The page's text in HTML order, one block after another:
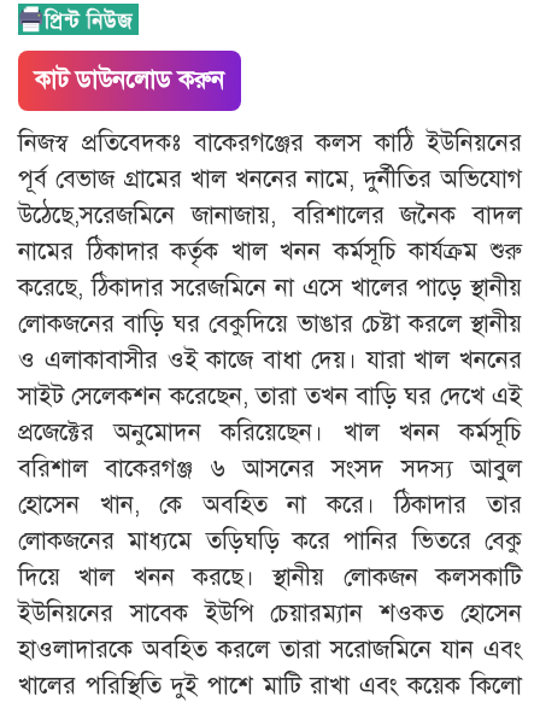
কাট ডাউনলোড করুন
নিজস্ব প্রতিবেদকঃ বাকেরগঞ্জের কলস কাঠি ইউনিয়নের
পূর্ব বেভাজ গ্রামের খাল খননের নামে, দুর্নীতির অভিযোগ
উঠেছে,সরেজমিনে জানাজায়, বরিশালের জনৈক বাদল
নামের ঠিকাদার কর্তৃক খাল খনন কর্মসূচি কার্যক্রম শুরু
করেছে, ঠিকাদার সরেজমিনে না এসে খালের পাড়ে স্থানীয়
লোকজনের বাড়ি ঘর বেকুদিয়ে ভাঙার চেষ্টা করলে স্থানীয়
ও এলাকাবাসীর ওই কাজে বাধা দেয়। যারা খাল খননের
সাইট সেলেকশন করেছেন, তারা তখন বাড়ি ঘর দেখে এই
প্রজেক্টের অনুমোদন করিয়েছেন। খাল খনন কর্মসূচি
বরিশাল বাকেরগঞ্জ ৬ আসনের সংসদ সদস্য আবুল
হোসেন খান, কে অবহিত না করে। ঠিকাদার তার
লোকজনের মাধ্যমে তড়িঘড়ি করে পানির ভিতরে বেকু
দিয়ে খাল খনন করছে। স্থানীয় লোকজন কলসকাটি
ইউনিয়নের সাবেক ইউপি চেয়ারম্যান শওকত হোসেন
হাওলাদারকে অবহিত করলে তারা সরোজমিনে যান এবং
খালের পরিস্থিতি দুই পাশে মাটি রাখা এবং কয়েক কিলো